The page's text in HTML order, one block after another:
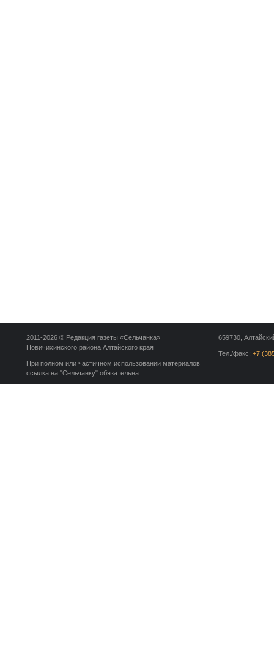
659730,
Тел./факс: +7
2011-2026 © Редакция газеты «Сельчанка»
Новичихинского района Алтайского края
При полном или частичном использовании материалов
ссылка на "Сельчанку" обязательна